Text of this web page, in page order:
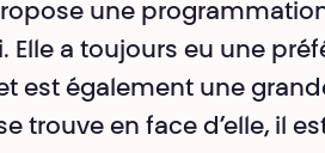
une
Elle a toujours eu une
est également une
trouve en face d’elle, il